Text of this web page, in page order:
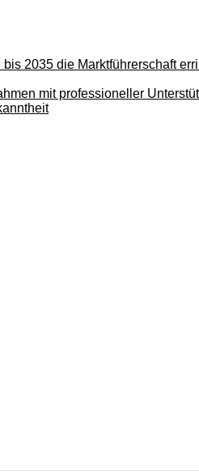
2035 die Marktführerschaft
mit professioneller